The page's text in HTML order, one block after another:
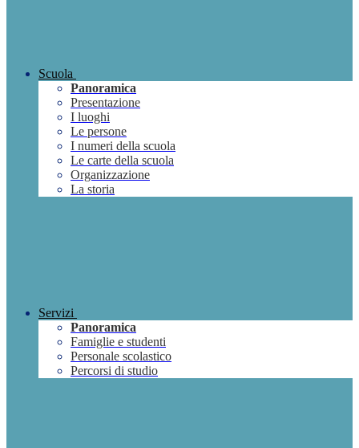
Scuola
Panoramica
Presentazione
I luoghi
Le persone
I numeri della scuola
Le carte della scuola
Organizzazione
La storia
Servizi
Panoramica
Famiglie e studenti
Personale scolastico
Percorsi di studio